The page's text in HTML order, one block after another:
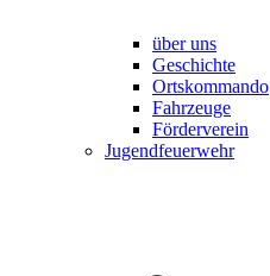
über uns
Geschichte
Ortskommando
Fahrzeuge
Förderverein
Jugendfeuerwehr